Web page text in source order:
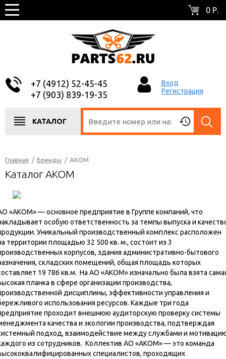
0 Р.
+7 (4912) 52-45-45
+7 (903) 839-19-35
Вход
Регистрация
КАТАЛОГ
Главная / Бренды / AKOM
Каталог AKOM
«АКОМ» — основное предприятие в Группе компаний, что
особую ответственность за темпы выпуска и
Уникальный производственный комплекс расположен
территории площадью 32 500 кв. м., состоит из 3
корпусов, здания административно-бытового
складских помещений, общая площадь которых
19 786 кв.м. На АО «АКОМ» изначально была взята
планка в сфере организации производства,
дисциплины, эффективности управления и
использования ресурсов. Каждые три года
проходит внешнюю аудиторскую проверку системы
качества и экологии производства, подтверждая
подход, взаимодействие между службами и
из сотрудников. Коллектив АО «АКОМ» — это команда
специалистов, проходящих